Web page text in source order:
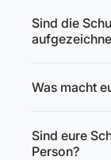
Sind die
Was macht
Sind eure
Person?